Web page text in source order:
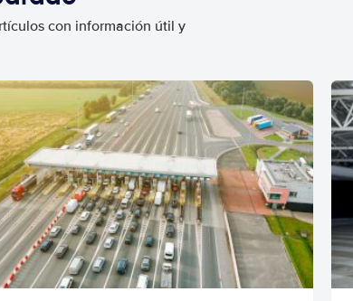
con información útil y